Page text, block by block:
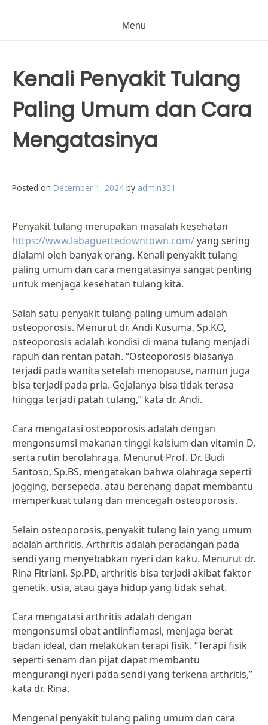
Menu
Kenali Penyakit Tulang
Paling Umum dan Cara
Mengatasinya
Posted on December 1, 2024 by admin301
Penyakit tulang merupakan masalah kesehatan
https://www.labaguettedowntown.com/yang sering
dialami oleh banyak orang. Kenali penyakit tulang
paling umum dan cara mengatasinya sangat penting
untuk menjaga kesehatan tulang kita.
Salah satu penyakit tulang paling umum adalah
osteoporosis. Menurut dr. Andi Kusuma, Sp.KO,
osteoporosis adalah kondisi di mana tulang menjadi
rapuh dan rentan patah. “Osteoporosis biasanya
terjadi pada wanita setelah menopause, namun juga
bisa terjadi pada pria. Gejalanya bisa tidak terasa
hingga terjadi patah tulang,” kata dr. Andi.
Cara mengatasi osteoporosis adalah dengan
mengonsumsi makanan tinggi kalsium dan vitamin D,
serta rutin berolahraga. Menurut Prof. Dr. Budi
Santoso, Sp.BS, mengatakan bahwa olahraga seperti
jogging, bersepeda, atau berenang dapat membantu
memperkuat tulang dan mencegah osteoporosis.
Selain osteoporosis, penyakit tulang lain yang umum
adalah arthritis. Arthritis adalah peradangan pada
sendi yang menyebabkan nyeri dan kaku. Menurut dr.
Rina Fitriani, Sp.PD, arthritis bisa terjadi akibat faktor
genetik, usia, atau gaya hidup yang tidak sehat.
Cara mengatasi arthritis adalah dengan
mengonsumsi obat antiinflamasi, menjaga berat
badan ideal, dan melakukan terapi fisik. “Terapi fisik
seperti senam dan pijat dapat membantu
mengurangi nyeri pada sendi yang terkena arthritis,”
kata dr. Rina.
Mengenal penyakit tulang paling umum dan cara